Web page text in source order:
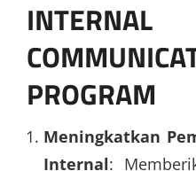
INTERNAL
PROGRAM
Meningkatkan
Internal: